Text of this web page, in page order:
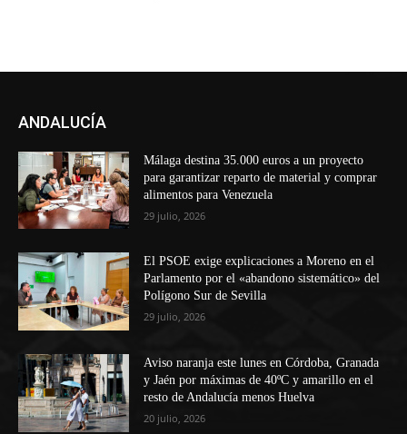
ANDALUCÍA
Málaga destina 35.000 euros a un proyecto
para garantizar reparto de material y comprar
alimentos para Venezuela
29 julio, 2026
El PSOE exige explicaciones a Moreno en el
Parlamento por el «abandono sistemático» del
Polígono Sur de Sevilla
29 julio, 2026
Aviso naranja este lunes en Córdoba, Granada
y Jaén por máximas de 40ºC y amarillo en el
resto de Andalucía menos Huelva
20 julio, 2026